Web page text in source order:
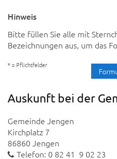
Hinweis
Bitte füllen Sie alle mit
Bezeichnungen aus, um das
* = Pflichtfelder
Auskunft bei der
Gemeinde Jengen
Kirchplatz 7
86860 Jengen
Telefon: 0 82 41 9 02 23